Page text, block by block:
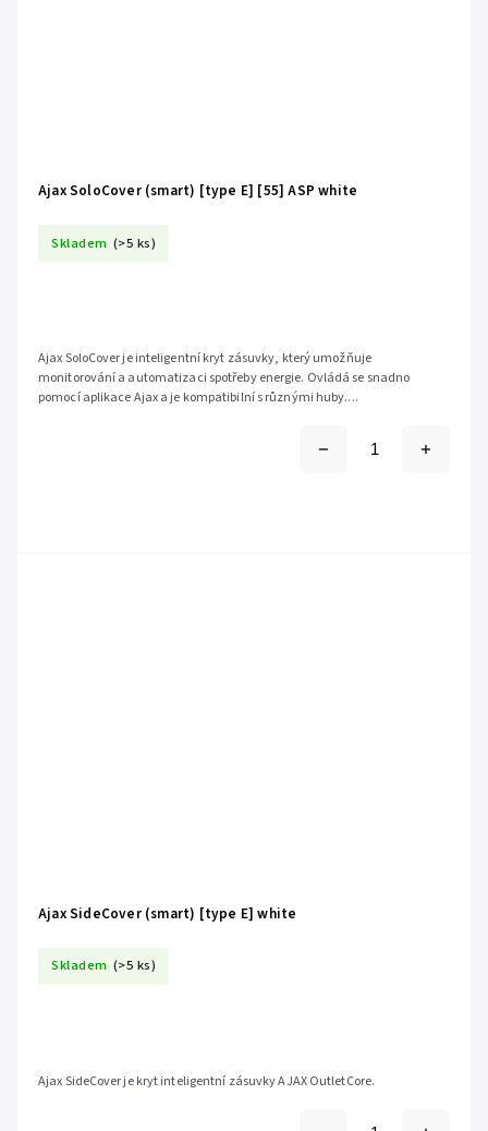
Ajax SoloCover (smart) [type E] [55] ASP white
Skladem (>5 ks)
Ajax SoloCover je inteligentní kryt zásuvky, který umožňuje
monitorování a automatizaci spotřeby energie. Ovládá se snadno
pomocí aplikace Ajax a je kompatibilní s různými huby....
Ajax SideCover (smart) [type E] white
Skladem (>5 ks)
Ajax SideCover je kryt inteligentní zásuvky AJAX OutletCore.